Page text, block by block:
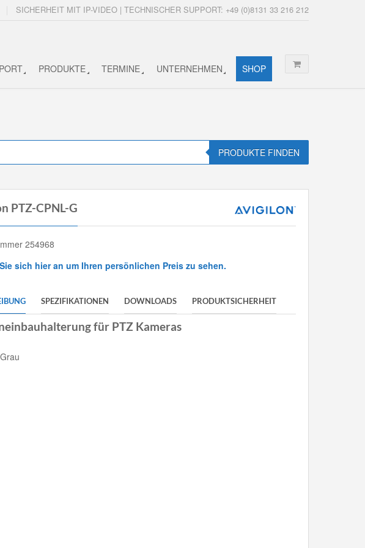
SICHERHEIT MIT IP-VIDEO | TECHNISCHER SUPPORT: +49 (0)8131 33 216 212
PRODUKTE TERMINE UNTERNEHMEN SHOP
PRODUKTE FINDEN
PTZ-CPNL-G
254968
sich hier an um Ihren persönlichen Preis zu sehen.
SPEZIFIKATIONEN DOWNLOADS PRODUKTSICHERHEIT
für PTZ Kameras